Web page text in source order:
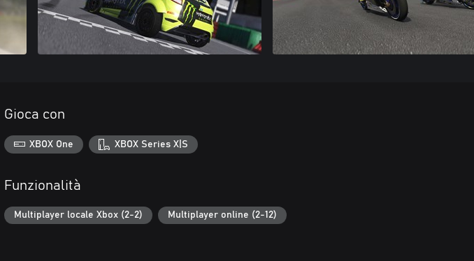
Gioca con
XBOX One XBOX Series X|S
Funzionalità
Multiplayer locale Xbox (2-2) Multiplayer online (2-12)